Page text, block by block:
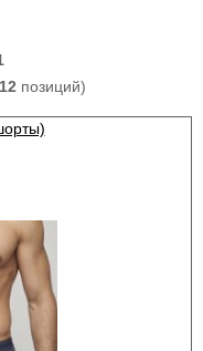
12 позиций)